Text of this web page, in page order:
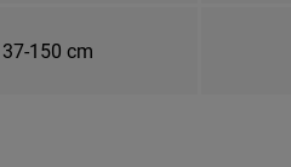
150 cm